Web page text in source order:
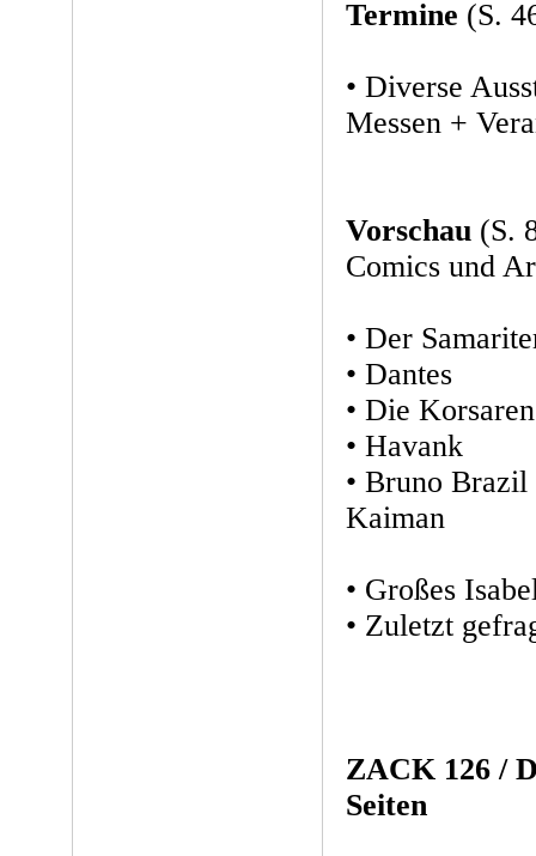
Termine (S.
• Diverse
Messen +
Vorschau (S.
Comics und
• Der
• Dantes
• Die
• Havank
• Bruno Brazil
Kaiman
• Großes
• Zuletzt
ZACK 126 /
Seiten